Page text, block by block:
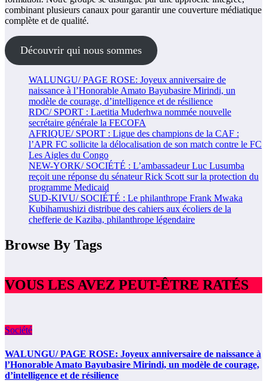
combinant plusieurs canaux pour garantir une couverture médiatique
complète et de qualité.
Découvrir qui nous sommes
WALUNGU/ PAGE ROSE: Joyeux anniversaire de
naissance à l’Honorable Amato Bayubasire Mirindi, un
modèle de courage, d’intelligence et de résilience
RDC/ SPORT : Laetitia Muderhwa nommée nouvelle
secrétaire générale la FECOFA
AFRIQUE/ SPORT : Ligue des champions de la CAF :
l’APR FC sollicite la délocalisation de son match contre le FC
Les Aigles du Congo
NEW-YORK/ SOCIÉTÉ : L’ambassadeur Luc Lusumba
reçoit une réponse du sénateur Rick Scott sur la protection du
programme Medicaid
SUD-KIVU/ SOCIÉTÉ : Le philanthrope Frank Mwaka
Kubihamushizi distribue des cahiers aux écoliers de la
chefferie de Kaziba, philanthrope légendaire
Browse By Tags
VOUS LES AVEZ PEUT-ÊTRE RATÉS
Société
WALUNGU/ PAGE ROSE: Joyeux anniversaire de naissance à
l’Honorable Amato Bayubasire Mirindi, un modèle de courage,
d’intelligence et de résilience